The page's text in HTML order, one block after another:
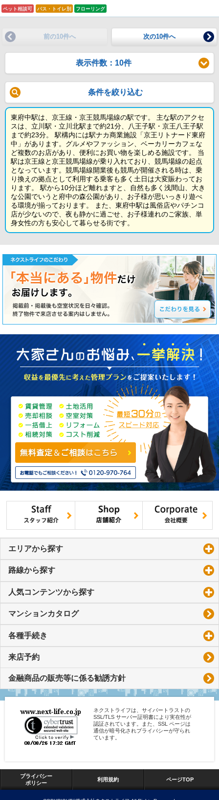
ペット相談可 バス・トイレ別 フローリング
前の10件へ 次の10件へ
表示件数：10件
条件を絞り込む
東府中駅は、京王線・京王競馬場線の駅です。 主な駅のアクセ
スは、立川駅・立川北駅まで約21分、八王子駅・京王八王子駅
まで約23分。 駅構内には駅ナカ商業施設「京王リトナード東府
中」があります。グルメやファッション、ベーカリーカフェな
ど複数のお店があり、便利にお買い物を楽しめる施設です。 当
駅は京王線と京王競馬場線が乗り入れており、競馬場線の起点
となっています。競馬場線開業後も競馬が開催される時は、乗
り換えの拠点として利用する乗客も多く土日は大変賑わってお
ります。 駅から10分ほど離れますと、自然も多く浅間山、大き
な公園でいうと府中の森公園があり、お子様が思いっきり遊べ
る環境が揃っております。 また、東府中駅は風俗店やパチンコ
店が少ないので、夜も静かに過ごせ、お子様連れのご家族、単
身女性の方も安心して暮らせる街です。
エリアから探す
路線から探す
人気コンテンツから探す
マンションカタログ
各種手続き
来店予約
金融商品の販売等に係る勧誘方針
ネクストライフは、サイバートラストの
SSL/TLS サーバー証明書により実在性が
認証されています。また、SSL ページは
通信が暗号化されプライバシーが守られ
ています。
プライバシー
ポリシー
利用規約 ページTOP